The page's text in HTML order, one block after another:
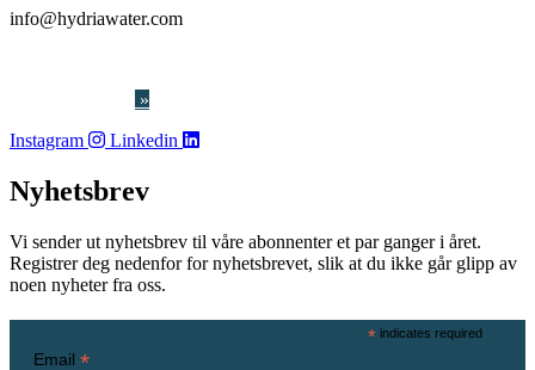
info@hydriawater.com
»
Instagram
Linkedin
Nyhetsbrev
Vi sender ut nyhetsbrev til våre abonnenter et par ganger i året.
Registrer deg nedenfor for nyhetsbrevet, slik at du ikke går glipp av
noen nyheter fra oss.
* indicates required
Email *